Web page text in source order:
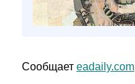
Сообщает eadaily.com